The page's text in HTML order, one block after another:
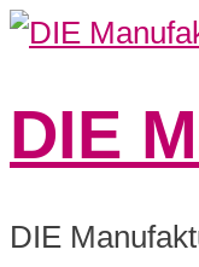
DIE
DIE